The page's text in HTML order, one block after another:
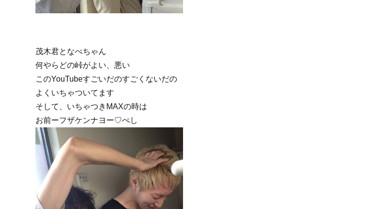
茂木君となべちゃん
何やらどの峠がよい、悪い
このYouTubeすごいだのすごくないだの
よくいちゃついてます
そして、いちゃつきMAXの時は
お前ーフザケンナヨー♡ぺし